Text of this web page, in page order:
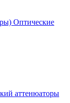
Оптические
аттенюаторы